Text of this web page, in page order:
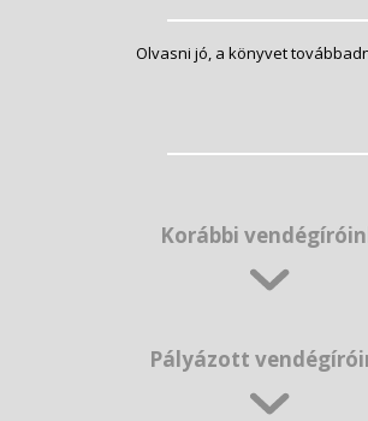
Olvasni jó, a könyvet
Korábbi
Pályázott